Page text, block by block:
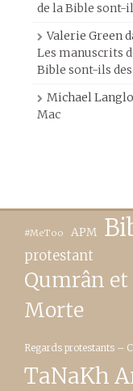
de la Bible sont-
Valerie Green
Les manuscrits
Bible sont-ils des
Michael
Mac
#MeToo APM
protestant
Qumrân
Morte
Regards protestants –
TaNaKh